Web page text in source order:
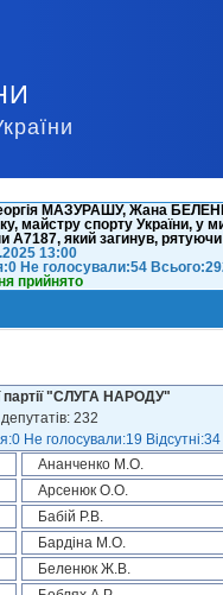
МАЗУРАШУ, Жана
спорту України, у
А7187, який загинув,
13:00
Не голосували:54
прийнято
партії "СЛУГА НАРОДУ"
депутатів: 232
Не голосували:19 Відсутні:34
Ананченко М.О.
Арсенюк О.О.
Бабій Р.В.
Бардіна М.О.
Беленюк Ж.В.